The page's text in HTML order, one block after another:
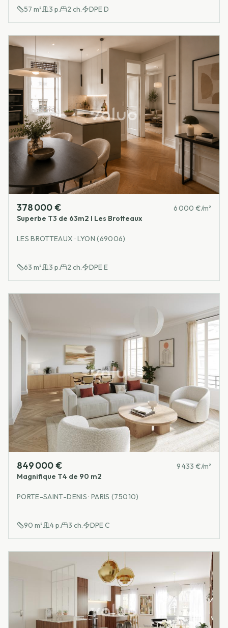
57 m² 3 p. 2 ch. DPED
378 000 €
6 000 €/m²
Superbe T3 de 63m2 I Les Brotteaux
LES BROTTEAUX · LYON (69006)
63 m² 3 p. 2 ch. DPEE
849 000 €
9 433 €/m²
Magnifique T4 de 90 m2
PORTE-SAINT-DENIS · PARIS (75010)
90 m² 4p. 3 ch. DPEC